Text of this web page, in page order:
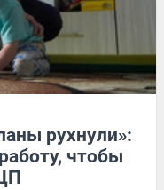
рухнули»:
чтобы